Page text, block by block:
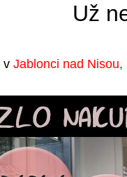
Už
v Jablonci nad Nisou,